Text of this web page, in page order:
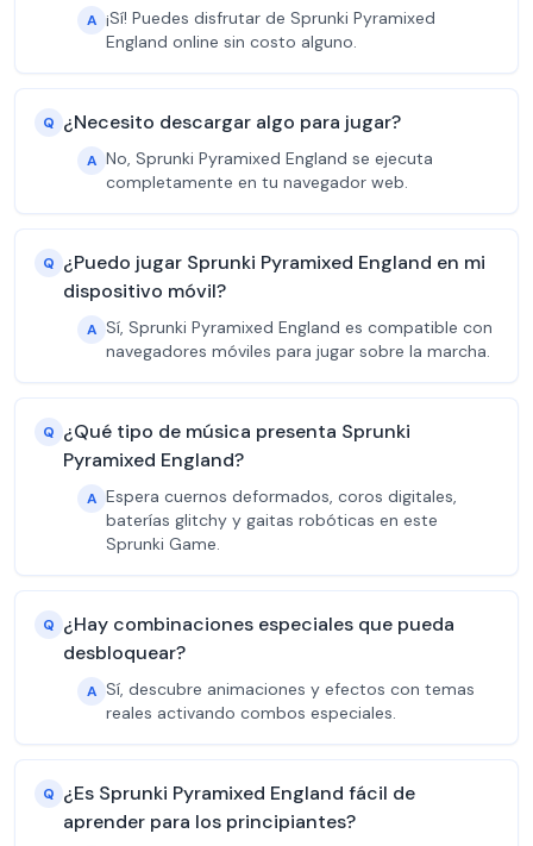
A ¡Sí! Puedes disfrutar de Sprunki Pyramixed
England online sin costo alguno.
Q ¿Necesito descargar algo para jugar?
A No, Sprunki Pyramixed England se ejecuta
completamente en tu navegador web.
Q ¿Puedo jugar Sprunki Pyramixed England en mi
dispositivo móvil?
A Sí, Sprunki Pyramixed England es compatible con
navegadores móviles para jugar sobre la marcha.
Q ¿Qué tipo de música presenta Sprunki
Pyramixed England?
A Espera cuernos deformados, coros digitales,
baterías glitchy y gaitas robóticas en este
Sprunki Game.
Q ¿Hay combinaciones especiales que pueda
desbloquear?
A Sí, descubre animaciones y efectos con temas
reales activando combos especiales.
Q ¿Es Sprunki Pyramixed England fácil de
aprender para los principiantes?